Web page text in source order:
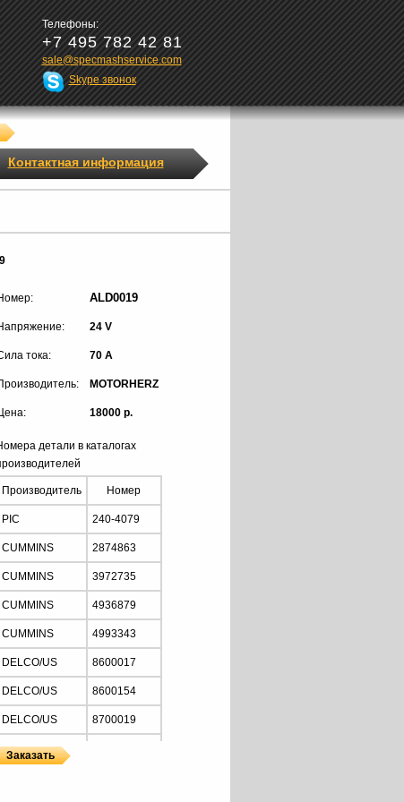
Телефоны:
+7 495 782 42 81
sale@specmashservice.com
Skype звонок
Контактная информация
ALD0019
24 V
тока: 70 A
MOTORHERZ
18000 р.
детали в каталогах
Производитель Номер
PIC 240-4079
CUMMINS 2874863
CUMMINS 3972735
CUMMINS 4936879
CUMMINS 4993343
DELCO/US 8600017
DELCO/US 8600154
DELCO/US 8700019
LESTER